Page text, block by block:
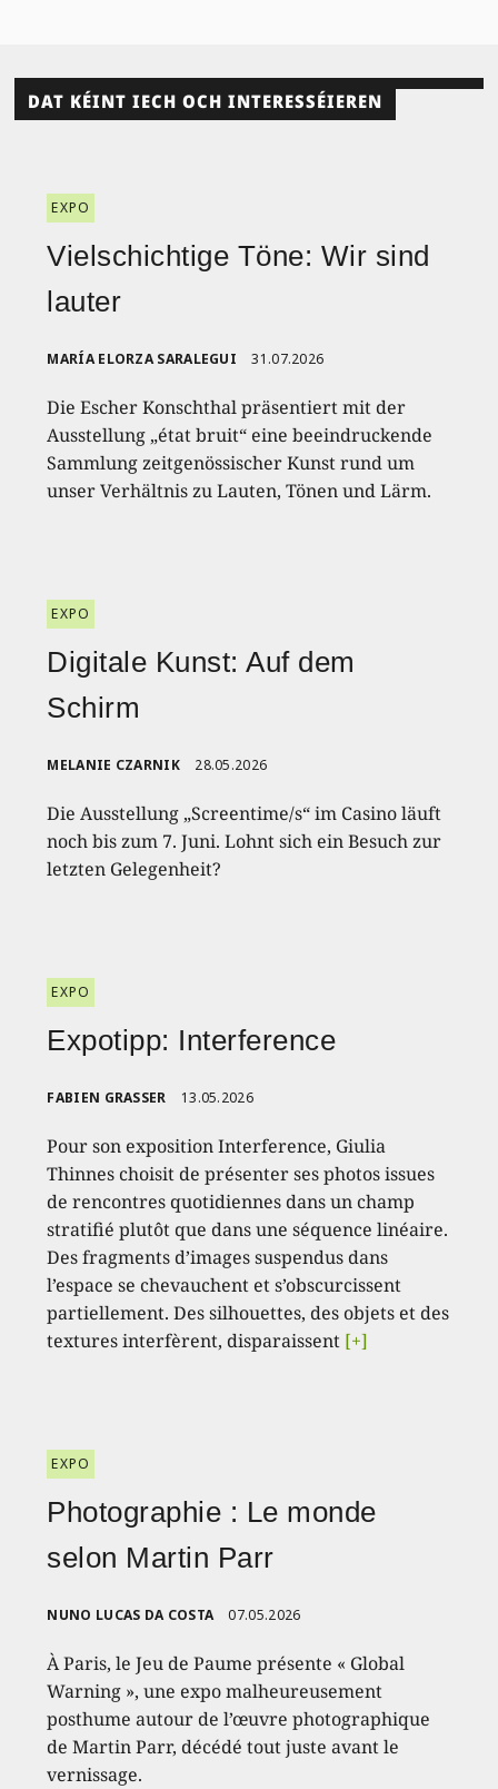
DAT KÉINT IECH OCH INTERESSÉIEREN
EXPO
Vielschichtige Töne: Wir sind
lauter
MARÍA ELORZA SARALEGUI 31.07.2026
Die Escher Konschthal präsentiert mit der
Ausstellung „état bruit“ eine beeindruckende
Sammlung zeitgenössischer Kunst rund um
unser Verhältnis zu Lauten, Tönen und Lärm.
EXPO
Digitale Kunst: Auf dem
Schirm
MELANIE CZARNIK 28.05.2026
Die Ausstellung „Screentime/s“ im Casino läuft
noch bis zum 7. Juni. Lohnt sich ein Besuch zur
letzten Gelegenheit?
EXPO
Expotipp: Interference
FABIEN GRASSER 13.05.2026
Pour son exposition Interference, Giulia
Thinnes choisit de présenter ses photos issues
de rencontres quotidiennes dans un champ
stratifié plutôt que dans une séquence linéaire.
Des fragments d’images suspendus dans
l’espace se chevauchent et s’obscurcissent
partiellement. Des silhouettes, des objets et des
textures interfèrent, disparaissent [+]
EXPO
Photographie : Le monde
selon Martin Parr
NUNO LUCAS DA COSTA 07.05.2026
À Paris, le Jeu de Paume présente « Global
Warning », une expo malheureusement
posthume autour de l’œuvre photographique
de Martin Parr, décédé tout juste avant le
vernissage.